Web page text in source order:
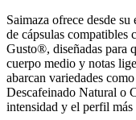
Saimaza ofrece desde
de cápsulas compatibles
Gusto®, diseñadas para
cuerpo medio y notas
abarcan variedades
Descafeinado Natural o
intensidad y el perfil más